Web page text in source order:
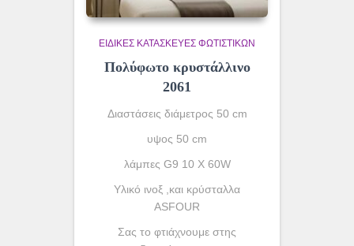
ΕΙΔΙΚΈΣ ΚΑΤΑΣΚΕΥΈΣ ΦΩΤΙΣΤΙΚΏΝ
Πολύφωτο κρυστάλλινο
2061
Διαστάσεις διάμετρος 50 cm
υψος 50 cm
λάμπες G9 10 X 60W
Yλικό ινοξ ,και κρύσταλλα
ASFOUR
Σας το φτιάχνουμε στης